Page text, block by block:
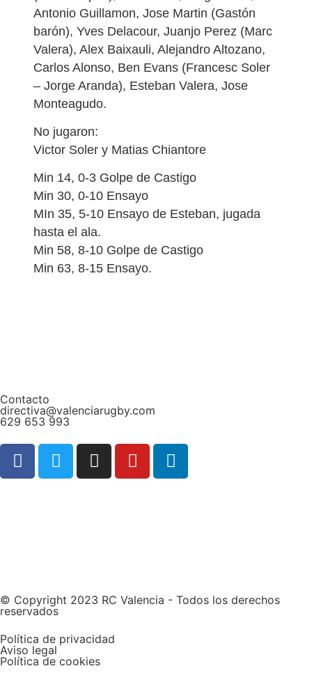
Antonio Guillamon, Jose Martin (Gastón
barón), Yves Delacour, Juanjo Perez (Marc
Valera), Alex Baixauli, Alejandro Altozano,
Carlos Alonso, Ben Evans (Francesc Soler
– Jorge Aranda), Esteban Valera, Jose
Monteagudo.
No jugaron:
Victor Soler y Matias Chiantore
Min 14, 0-3 Golpe de Castigo
Min 30, 0-10 Ensayo
MIn 35, 5-10 Ensayo de Esteban, jugada
hasta el ala.
Min 58, 8-10 Golpe de Castigo
Min 63, 8-15 Ensayo.
Contacto
directiva@valenciarugby.com
629 653 993
© Copyright 2023 RC Valencia - Todos los derechos
reservados
Política de privacidad
Aviso legal
Política de cookies